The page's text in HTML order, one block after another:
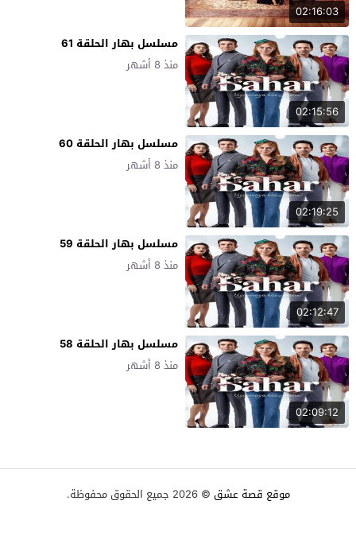
02:16:03
02:15:56
مسلسل بهار الحلقة 61
منذ 8 أشهر
02:19:25
مسلسل بهار الحلقة 60
منذ 8 أشهر
02:12:47
مسلسل بهار الحلقة 59
منذ 8 أشهر
02:09:12
مسلسل بهار الحلقة 58
منذ 8 أشهر
موقع قصة عشق © 2026 جميع الحقوق محفوظة.